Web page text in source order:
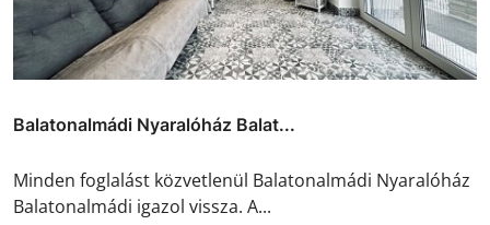
Balatonalmádi Nyaralóház Balat...
Minden foglalást közvetlenül Balatonalmádi Nyaralóház
Balatonalmádi igazol vissza. A...